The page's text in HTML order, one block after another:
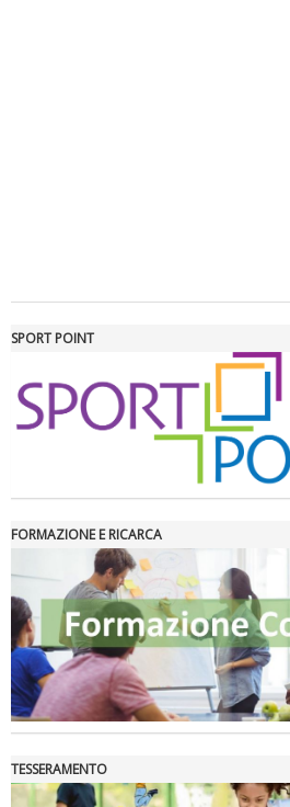
Tiziano Pesce a Radio InBlu2000
Ddl Lobby, Uisp: “Il Parlamento
SPORT POINT
FORMAZIONE E RICARCA
TESSERAMENTO